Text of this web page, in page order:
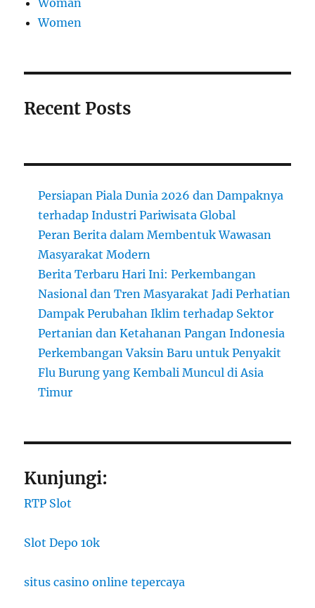
Woman
Women
Recent Posts
Persiapan Piala Dunia 2026 dan Dampaknya
terhadap Industri Pariwisata Global
Peran Berita dalam Membentuk Wawasan
Masyarakat Modern
Berita Terbaru Hari Ini: Perkembangan
Nasional dan Tren Masyarakat Jadi Perhatian
Dampak Perubahan Iklim terhadap Sektor
Pertanian dan Ketahanan Pangan Indonesia
Perkembangan Vaksin Baru untuk Penyakit
Flu Burung yang Kembali Muncul di Asia
Timur
Kunjungi:
RTP Slot
Slot Depo 10k
situs casino online tepercaya